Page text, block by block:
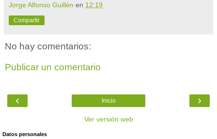
Jorge Alfonso Guillén en 12:19
Compartir
No hay comentarios:
Publicar un comentario
‹ ›
Inicio
Ver versión web
Datos personales